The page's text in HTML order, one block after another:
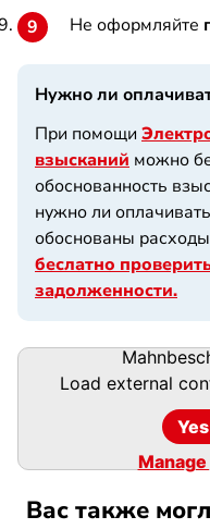
Не оформляйте
Нужно ли
При помощи
взысканий можно
обоснованность
нужно ли
обоснованы
беслатно
задолженности.
Load external
Вас также